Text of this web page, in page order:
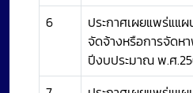
6
ประกาศเผยแพร่แแ
จัดจ้างหรือการจัดห
ปีงบประมาณ พ.ศ